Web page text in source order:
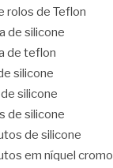
rolos de Teflon
de silicone
de teflon
silicone
silicone
de silicone
de silicone
em níquel cromo